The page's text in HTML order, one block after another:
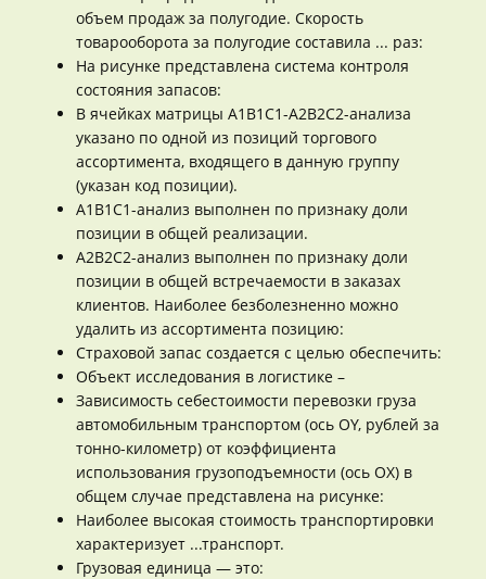
объем продаж за полугодие. Скорость
товарооборота за полугодие составила ... раз:
На рисунке представлена система контроля
состояния запасов:
В ячейках матрицы А1В1С1-А2В2С2-анализа
указано по одной из позиций торгового
ассортимента, входящего в данную группу
(указан код позиции).
А1В1С1-анализ выполнен по признаку доли
позиции в общей реализации.
А2В2С2-анализ выполнен по признаку доли
позиции в общей встречаемости в заказах
клиентов. Наиболее безболезненно можно
удалить из ассортимента позицию:
Страховой запас создается с целью обеспечить:
Объект исследования в логистике –
Зависимость себестоимости перевозки груза
автомобильным транспортом (ось OY, рублей за
тонно-километр) от коэффициента
использования грузоподъемности (ось ОХ) в
общем случае представлена на рисунке:
Наиболее высокая стоимость транспортировки
характеризует ...транспорт.
Грузовая единица — это: